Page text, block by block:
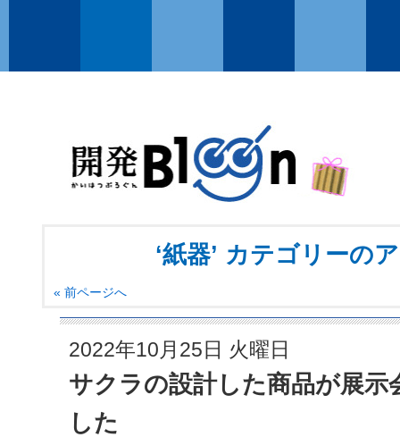
‘紙器’ カテゴリーの
« 前ページへ
2022年10月25日 火曜日
サクラの設計した商品が展示
した